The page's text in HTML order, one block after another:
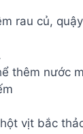
rau củ,
thêm nước
vịt bắc